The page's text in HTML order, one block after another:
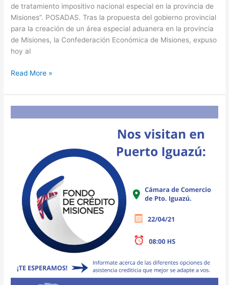
de tratamiento impositivo nacional especial en la provincia de
Misiones”. POSADAS. Tras la propuesta del gobierno provincial
para la creación de un área especial aduanera en la provincia
de Misiones, la Confederación Económica de Misiones, expuso
hoy al
Read More »
Misiones